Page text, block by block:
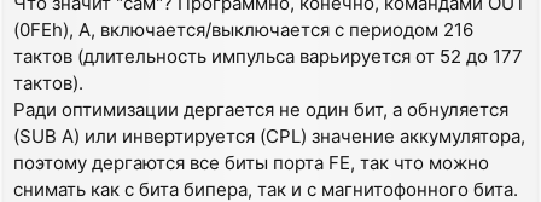
(0FEh), A, включается/выключается с периодом 216
тактов (длительность импульса варьируется от 52 до 177
тактов).
Ради оптимизации дергается не один бит, а обнуляется
(SUB A) или инвертируется (CPL) значение аккумулятора,
поэтому дергаются все биты порта FE, так что можно
снимать как с бита бипера, так и с магнитофонного бита.